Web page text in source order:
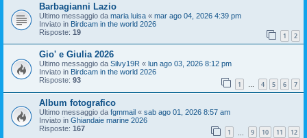
Barbagianni Lazio
Ultimo messaggio da maria luisa « mar ago 04, 2026 4:39 pm
Inviato in Birdcam in the world 2026
Risposte: 19 1 2
Gio' e Giulia 2026
Ultimo messaggio da Silvy19R « lun ago 03, 2026 8:12 pm
Inviato in Birdcam in the world 2026
Risposte: 93 1 … 4 5 6 7
Album fotografico
Ultimo messaggio da fgmmail « sab ago 01, 2026 8:57 am
Inviato in Ghiandaie marine 2026
Risposte: 167 1 9 10 11 12